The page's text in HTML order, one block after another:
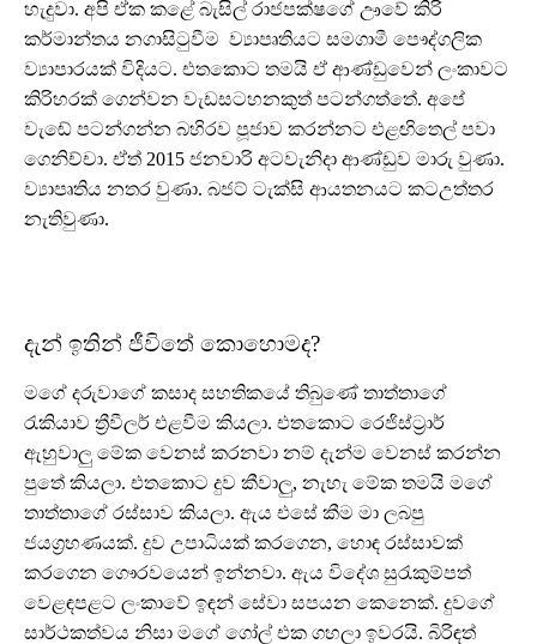
හැදුවා. අපි ඒක කළේ බැසිල් රාජපක්ෂගේ ඌවේ කිරි
කර්මාන්තය නගාසිටුවීම ව්‍යාපෘතියට සමගාමී පෞද්ගලික
ව්‍යාපාරයක් විදියට. එතකොට තමයි ඒ ආණ්ඩුවෙන් ලංකාවට
කිරිහරක් ගෙන්වන වැඩසටහනකුත් පටන්ගත්තේ. අපේ
වැඬේ පටන්ගන්න බහිරව පූජාව කරන්නට එළඟිතෙල් පවා
ගෙනිච්චා. ඒත් 2015 ජනවාරි අටවැනිදා ආණ්ඩුව මාරු වුණා.
ව්‍යාපෘතිය නතර වුණා. බජට් ටැක්සි ආයතනයට කටඋත්තර
නැතිවුණා.
දැන් ඉතින් ජීවිතේ කොහොමද?
මගේ දරුවාගේ කසාද සහතිකයේ තිබුණේ තාත්තාගේ
රැකියාව ත්‍රීවීලර් එළවීම කියලා. එතකොට රෙජිස්ට්‍රාර්
ඇහුවාලු මේක වෙනස් කරනවා නම් දැන්ම වෙනස් කරන්න
පුතේ කියලා. එතකොට දුව කීවාලු, නැහැ මේක තමයි මගේ
තාත්තාගේ රස්සාව කියලා. ඇය එසේ කීම මා ලබපු
ජයග්‍රහණයක්. දුව උපාධියක් කරගෙන, හොඳ රස්සාවක්
කරගෙන ගෞරවයෙන් ඉන්නවා. ඇය විදේශ සුරැකුම්පත්
වෙළඳපළට ලංකාවේ ඉඳන් සේවා සපයන කෙනෙක්. දුවගේ
සාර්ථකත්වය නිසා මගේ ගෝල් එක ගහලා ඉවරයි. බිරිඳත්